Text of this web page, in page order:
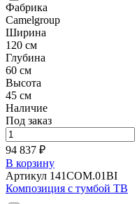
Фабрика
Camelgroup
Ширина
120 см
Глубина
60 см
Высота
45 см
Наличие
Под заказ
94 837 ₽
В корзину
Артикул 141COM.01BI
Композиция с тумбой ТВ